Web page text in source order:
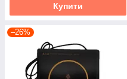
Купити
–26%